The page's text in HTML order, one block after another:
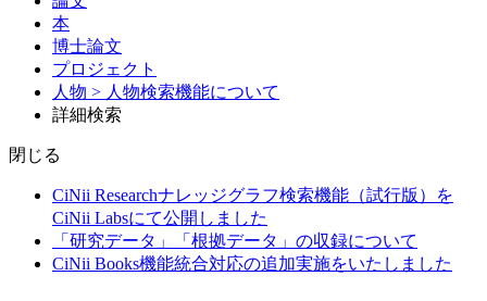
本
博士論文
プロジェクト
人物 > 人物検索機能について
詳細検索
閉じる
CiNii Researchナレッジグラフ検索機能（試行版）を
CiNii Labsにて公開しました
「研究データ」「根拠データ」の収録について
CiNii Books機能統合対応の追加実施をいたしました